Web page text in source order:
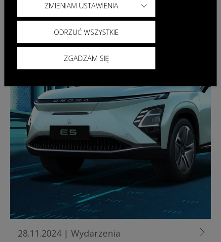
28.11.2024 | Wydarzenia
ZMIENIAM USTAWIENIA
ODRZUĆ WSZYSTKIE
ZGADZAM SIĘ